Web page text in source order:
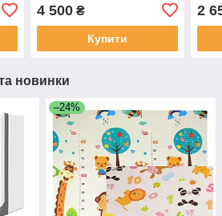
4 500₴
Купити
2
новинки
–24%